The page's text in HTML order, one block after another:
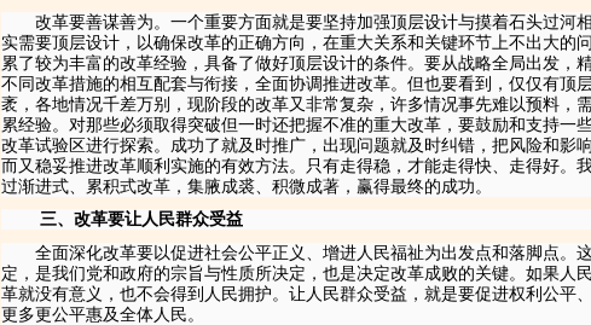
改革要善谋善为。一个重要方面就是要坚持加强顶层设计与摸着石头过河
实需要顶层设计，以确保改革的正确方向，在重大关系和关键环节上不出大的
累了较为丰富的改革经验，具备了做好顶层设计的条件。要从战略全局出发，
不同改革措施的相互配套与衔接，全面协调推进改革。但也要看到，仅仅有顶
袤，各地情况千差万别，现阶段的改革又非常复杂，许多情况事先难以预料，
累经验。对那些必须取得突破但一时还把握不准的重大改革，要鼓励和支持一
改革试验区进行探索。成功了就及时推广，出现问题就及时纠错，把风险和影
而又稳妥推进改革顺利实施的有效方法。只有走得稳，才能走得快、走得好。
过渐进式、累积式改革，集腋成裘、积微成著，赢得最终的成功。
三、改革要让人民群众受益
全面深化改革要以促进社会公平正义、增进人民福祉为出发点和落脚点。
定，是我们党和政府的宗旨与性质所决定，也是决定改革成败的关键。如果人
革就没有意义，也不会得到人民拥护。让人民群众受益，就是要促进权利公平
更多更公平惠及全体人民。